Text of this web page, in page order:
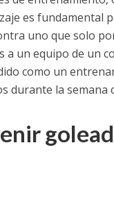
es fundamental
uno que solo
a un equipo de un
como un
durante la semana